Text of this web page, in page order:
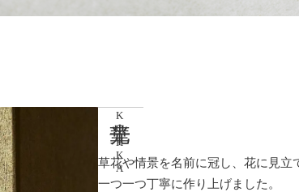
光華
KOHKA
草花や情景を名前に冠し、花に見立
一つ一つ丁寧に作り上げました。